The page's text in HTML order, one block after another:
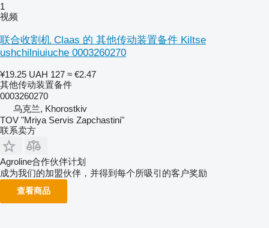
1
视频
联合收割机 Claas 的 其他传动装置备件 Kiltse
ushchilniuiuche 0003260270
¥19.25 UAH 127 ≈ €2.47
其他传动装置备件
0003260270
乌克兰, Khorostkiv
TOV "Mriya Servis Zapchastini"
联系卖方
Agroline合作伙伴计划
成为我们的加盟伙伴，并得到每个所吸引的客户奖励
查看商品